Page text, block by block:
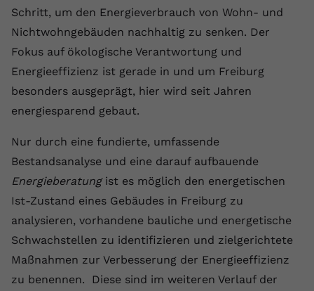
Schritt, um den Energieverbrauch von Wohn- und
Nichtwohngebäuden nachhaltig zu senken. Der
Fokus auf ökologische Verantwortung und
Energieeffizienz ist gerade in und um Freiburg
besonders ausgeprägt, hier wird seit Jahren
energiesparend gebaut.
Nur durch eine fundierte, umfassende
Bestandsanalyse und eine darauf aufbauende
Energieberatungist es möglich den energetischen
Ist-Zustand eines Gebäudes in Freiburg zu
analysieren, vorhandene bauliche und energetische
Schwachstellen zu identifizieren und zielgerichtete
Maßnahmen zur Verbesserung der Energieeffizienz
zu benennen. Diese sind im weiteren Verlauf der
Name yt.innertube::nextId
Anbieter Youtube.com
Laufzeit Session
Zweck
Dieser von YouTube gesetzte Cookie
Daten darüber zu speichern, welche
Videos von YouTube der Nutzer
gesehen hat.
Name yt-remote-connected-devices
Anbieter Youtube.com
Laufzeit Session